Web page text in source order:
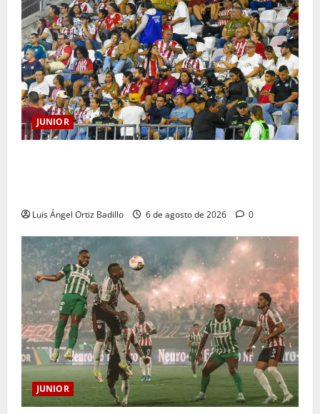
JUNIOR
Luis Ángel Ortiz Badillo 6 de agosto de 2026 0
JUNIOR